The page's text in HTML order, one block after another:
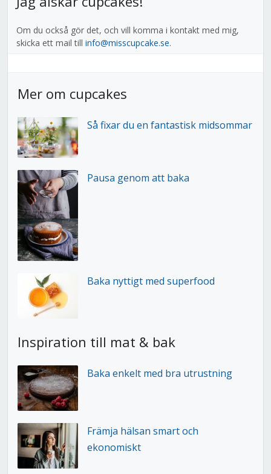
Om du också gör det, och vill komma i kontakt med mig,
skicka ett mail till info@misscupcake.se.
Mer om cupcakes
Så fixar du en fantastisk midsommar
Pausa genom att baka
Baka nyttigt med superfood
Inspiration till mat & bak
Baka enkelt med bra utrustning
Främja hälsan smart och
ekonomiskt